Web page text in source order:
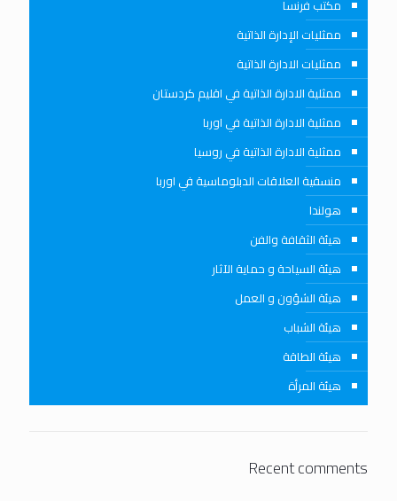
مكتب فرنسا
ممثليات الإدارة الذاتية
ممثليات الادارة الذاتية
ممثلية الادارة الذاتية في اقليم كردستان
ممثلية الادارة الذاتية في اوربا
ممثلية الادارة الذاتية في روسيا
منسقية العلاقات الدبلوماسية في اوربا
هولندا
هيئة الثقافة والفن
هيئة السياحة و حماية الآثار
هيئة الشؤون و العمل
هيئة الشباب
هيئة الطاقة
هيئة المرأة
Recent comments